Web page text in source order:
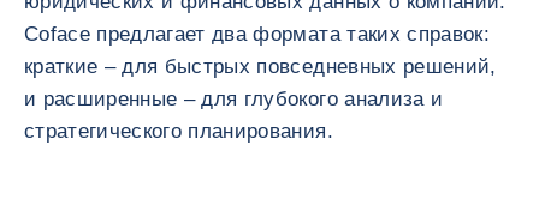
Coface предлагает два формата таких справок:
краткие – для быстрых повседневных решений,
и расширенные – для глубокого анализа и
стратегического планирования.